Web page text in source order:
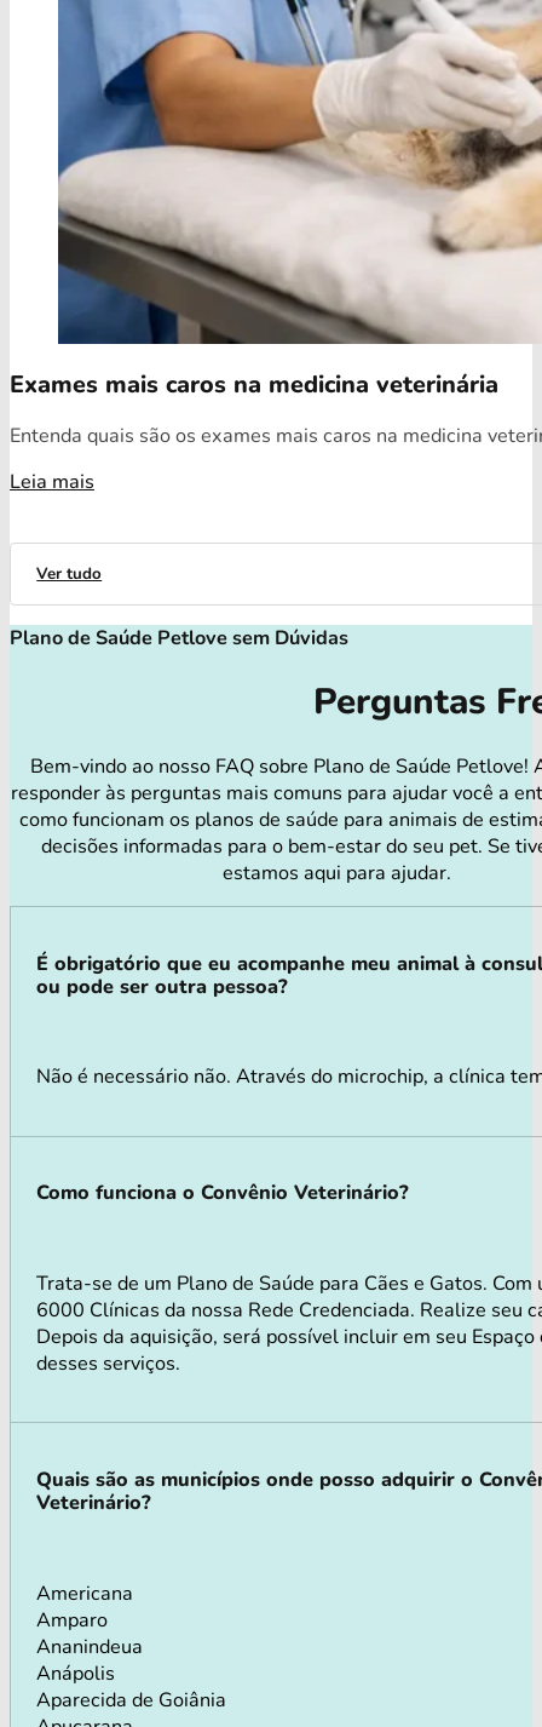
Exames mais caros na medicina veterinária
Entenda quais são os exames mais caros na medicina
Leia mais
Ver tudo
Plano de Saúde Petlove sem Dúvidas
Perguntas
Bem-vindo ao nosso FAQ sobre Plano de Saúde Petlove!
responder às perguntas mais comuns para ajudar você a
como funcionam os planos de saúde para animais de
decisões informadas para o bem-estar do seu pet. Se
estamos aqui para ajudar.
É obrigatório que eu acompanhe meu animal à
ou pode ser outra pessoa?
Não é necessário não. Através do microchip, a clínica
Como funciona o Convênio Veterinário?
Trata-se de um Plano de Saúde para Cães e Gatos.
6000 Clínicas da nossa Rede Credenciada. Realize seu
Depois da aquisição, será possível incluir em seu
desses serviços.
Quais são as municípios onde posso adquirir o
Veterinário?
Americana
Amparo
Ananindeua
Anápolis
Aparecida de Goiânia